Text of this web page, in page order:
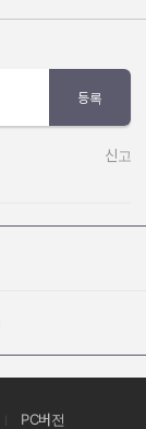
등록
신고
PC버전